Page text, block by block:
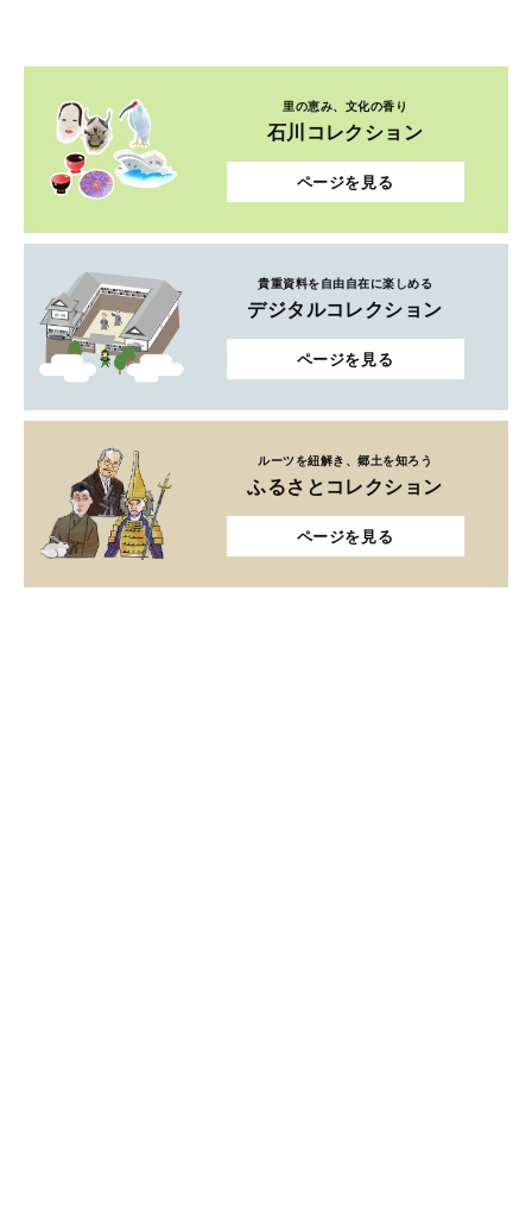
里の恵み、文化の香り
石川コレクション
ページを見る
貴重資料を自由自在に楽しめる
デジタルコレクション
ページを見る
ルーツを紐解き、郷土を知ろう
ふるさとコレクション
ページを見る